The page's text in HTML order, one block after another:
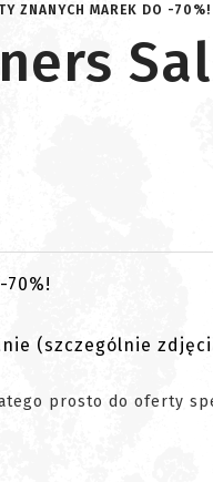
ZNANYCH MAREK DO -70%!
(szczególnie
prosto do oferty